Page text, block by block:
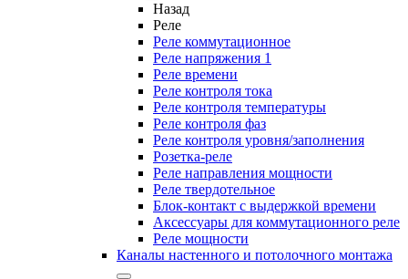
Назад
Реле
Реле коммутационное
Реле напряжения 1
Реле времени
Реле контроля тока
Реле контроля температуры
Реле контроля фаз
Реле контроля уровня/заполнения
Розетка-реле
Реле направления мощности
Реле твердотельное
Блок-контакт с выдержкой времени
Аксессуары для коммутационного реле
Реле мощности
Каналы настенного и потолочного монтажа